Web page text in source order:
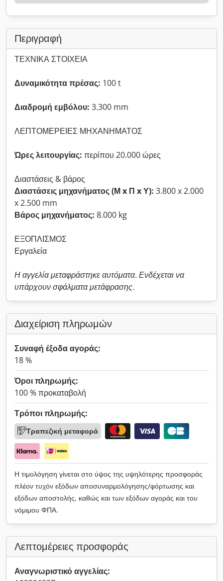
Περιγραφή
ΤΕΧΝΙΚΑ ΣΤΟΙΧΕΙΑ
Δυναμικότητα πρέσας: 100 t
Διαδρομή εμβόλου: 3.300 mm
ΛΕΠΤΟΜΕΡΕΙΕΣ ΜΗΧΑΝΗΜΑΤΟΣ
Ώρες λειτουργίας: περίπου 20.000 ώρες
Διαστάσεις & βάρος
Διαστάσεις μηχανήματος (Μ x Π x Υ): 3.800 x 2.000
x 2.500 mm
Βάρος μηχανήματος: 8.000 kg
ΕΞΟΠΛΙΣΜΟΣ
Εργαλεία
Η αγγελία μεταφράστηκε αυτόματα. Ενδέχεται να
υπάρχουν σφάλματα μετάφρασης.
Διαχείριση πληρωμών
Συναφή έξοδα αγοράς:
18 %
Όροι πληρωμής:
100 % προκαταβολή
Τρόποι πληρωμής:
Τραπεζική μεταφορά
Η τιμολόγηση γίνεται στο ύψος της υψηλότερης προσφοράς
πλέον τυχόν εξόδων αποσυναρμολόγησης/φόρτωσης και
εξόδων αποστολής, καθώς και των εξόδων αγοράς και του
νόμιμου ΦΠΑ.
Λεπτομέρειες προσφοράς
Αναγνωριστικό αγγελίας: